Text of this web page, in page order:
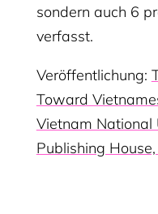
sondern auch 6
verfasst.
Veröffentlichung:
Toward
Vietnam National
Publishing